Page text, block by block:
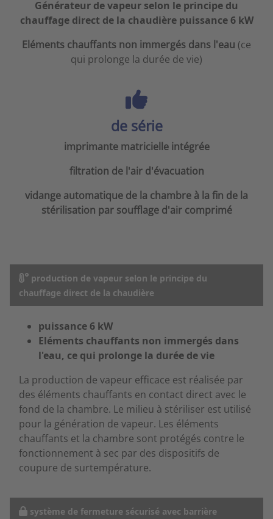
Générateur de vapeur selon le principe du
chauffage direct de la chaudière puissance 6 kW
Eléments chauffants non immergés dans l'eau (ce
qui prolonge la durée de vie)
de série
imprimante matricielle intégrée
filtration de l'air d'évacuation
vidange automatique de la chambre à la fin de la
stérilisation par soufflage d'air comprimé
production de vapeur selon le principe du
chauffage direct de la chaudière
puissance 6 kW
Eléments chauffants non immergés dans
l'eau, ce qui prolonge la durée de vie
La production de vapeur efficace est réalisée par
des éléments chauffants en contact direct avec le
fond de la chambre. Le milieu à stériliser est utilisé
pour la génération de vapeur. Les éléments
chauffants et la chambre sont protégés contre le
fonctionnement à sec par des dispositifs de
coupure de surtempérature.
système de fermeture sécurisé avec barrière